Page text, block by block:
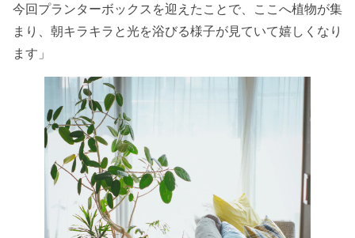
今回プランターボックスを迎えたことで、ここへ植物が集
まり、朝キラキラと光を浴びる様子が見ていて嬉しくなり
ます」